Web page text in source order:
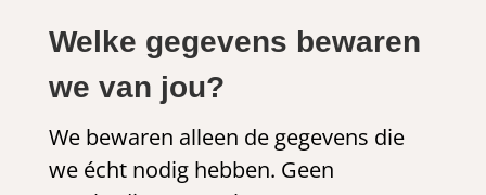
Welke gegevens bewaren
we van jou?
We bewaren alleen de gegevens die
we écht nodig hebben. Geen